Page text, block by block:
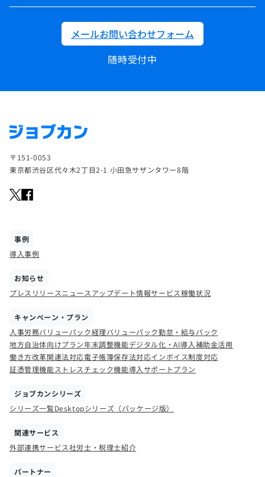
メールお問い合わせフォーム
随時受付中
〒151-0053
東京都渋谷区代々木2丁目2-1 小田急サザンタワー8階
事例
導入事例
お知らせ
プレスリリースニュース アップデート情報サービス稼働状況
キャンペーン・プラン
人事労務バリューパック経理バリューパック勤怠・給与パック
地方自治体向けプラン年末調整機能デジタル化・AI導入補助金活用
働き方改革関連法対応電子帳簿保存法対応インボイス制度対応
証憑管理機能ストレスチェック機能導入サポートプラン
ジョブカンシリーズ
シリーズ一覧Desktopシリーズ（パッケージ版）
関連サービス
外部連携サービス社労士・税理士紹介
パートナー